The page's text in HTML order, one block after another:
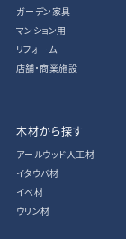
ガーデン家具
マンション用
リフォーム
店舗・商業施設
木材から探す
アールウッド人工材
イタウバ材
イペ材
ウリン材